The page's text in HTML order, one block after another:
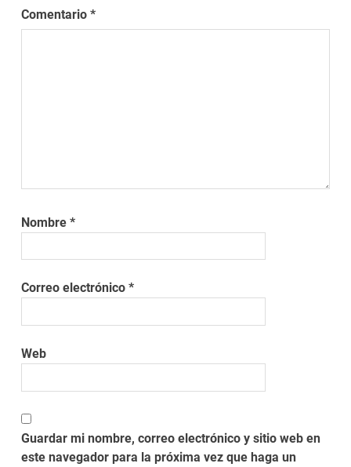
Comentario*
Nombre*
Correo electrónico*
Web
Guardar mi nombre, correo electrónico y sitio web en
este navegador para la próxima vez que haga un